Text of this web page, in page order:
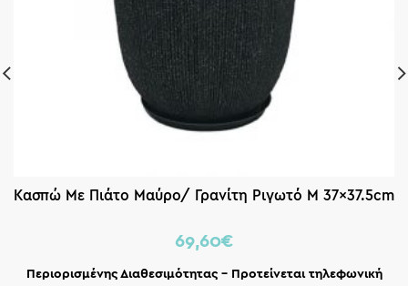
Κασπώ Με Πιάτο Μαύρο/ Γρανίτη Ριγωτό M 37×37.5cm
69,60€
Περιορισμένης Διαθεσιμότητας – Προτείνεται τηλεφωνική